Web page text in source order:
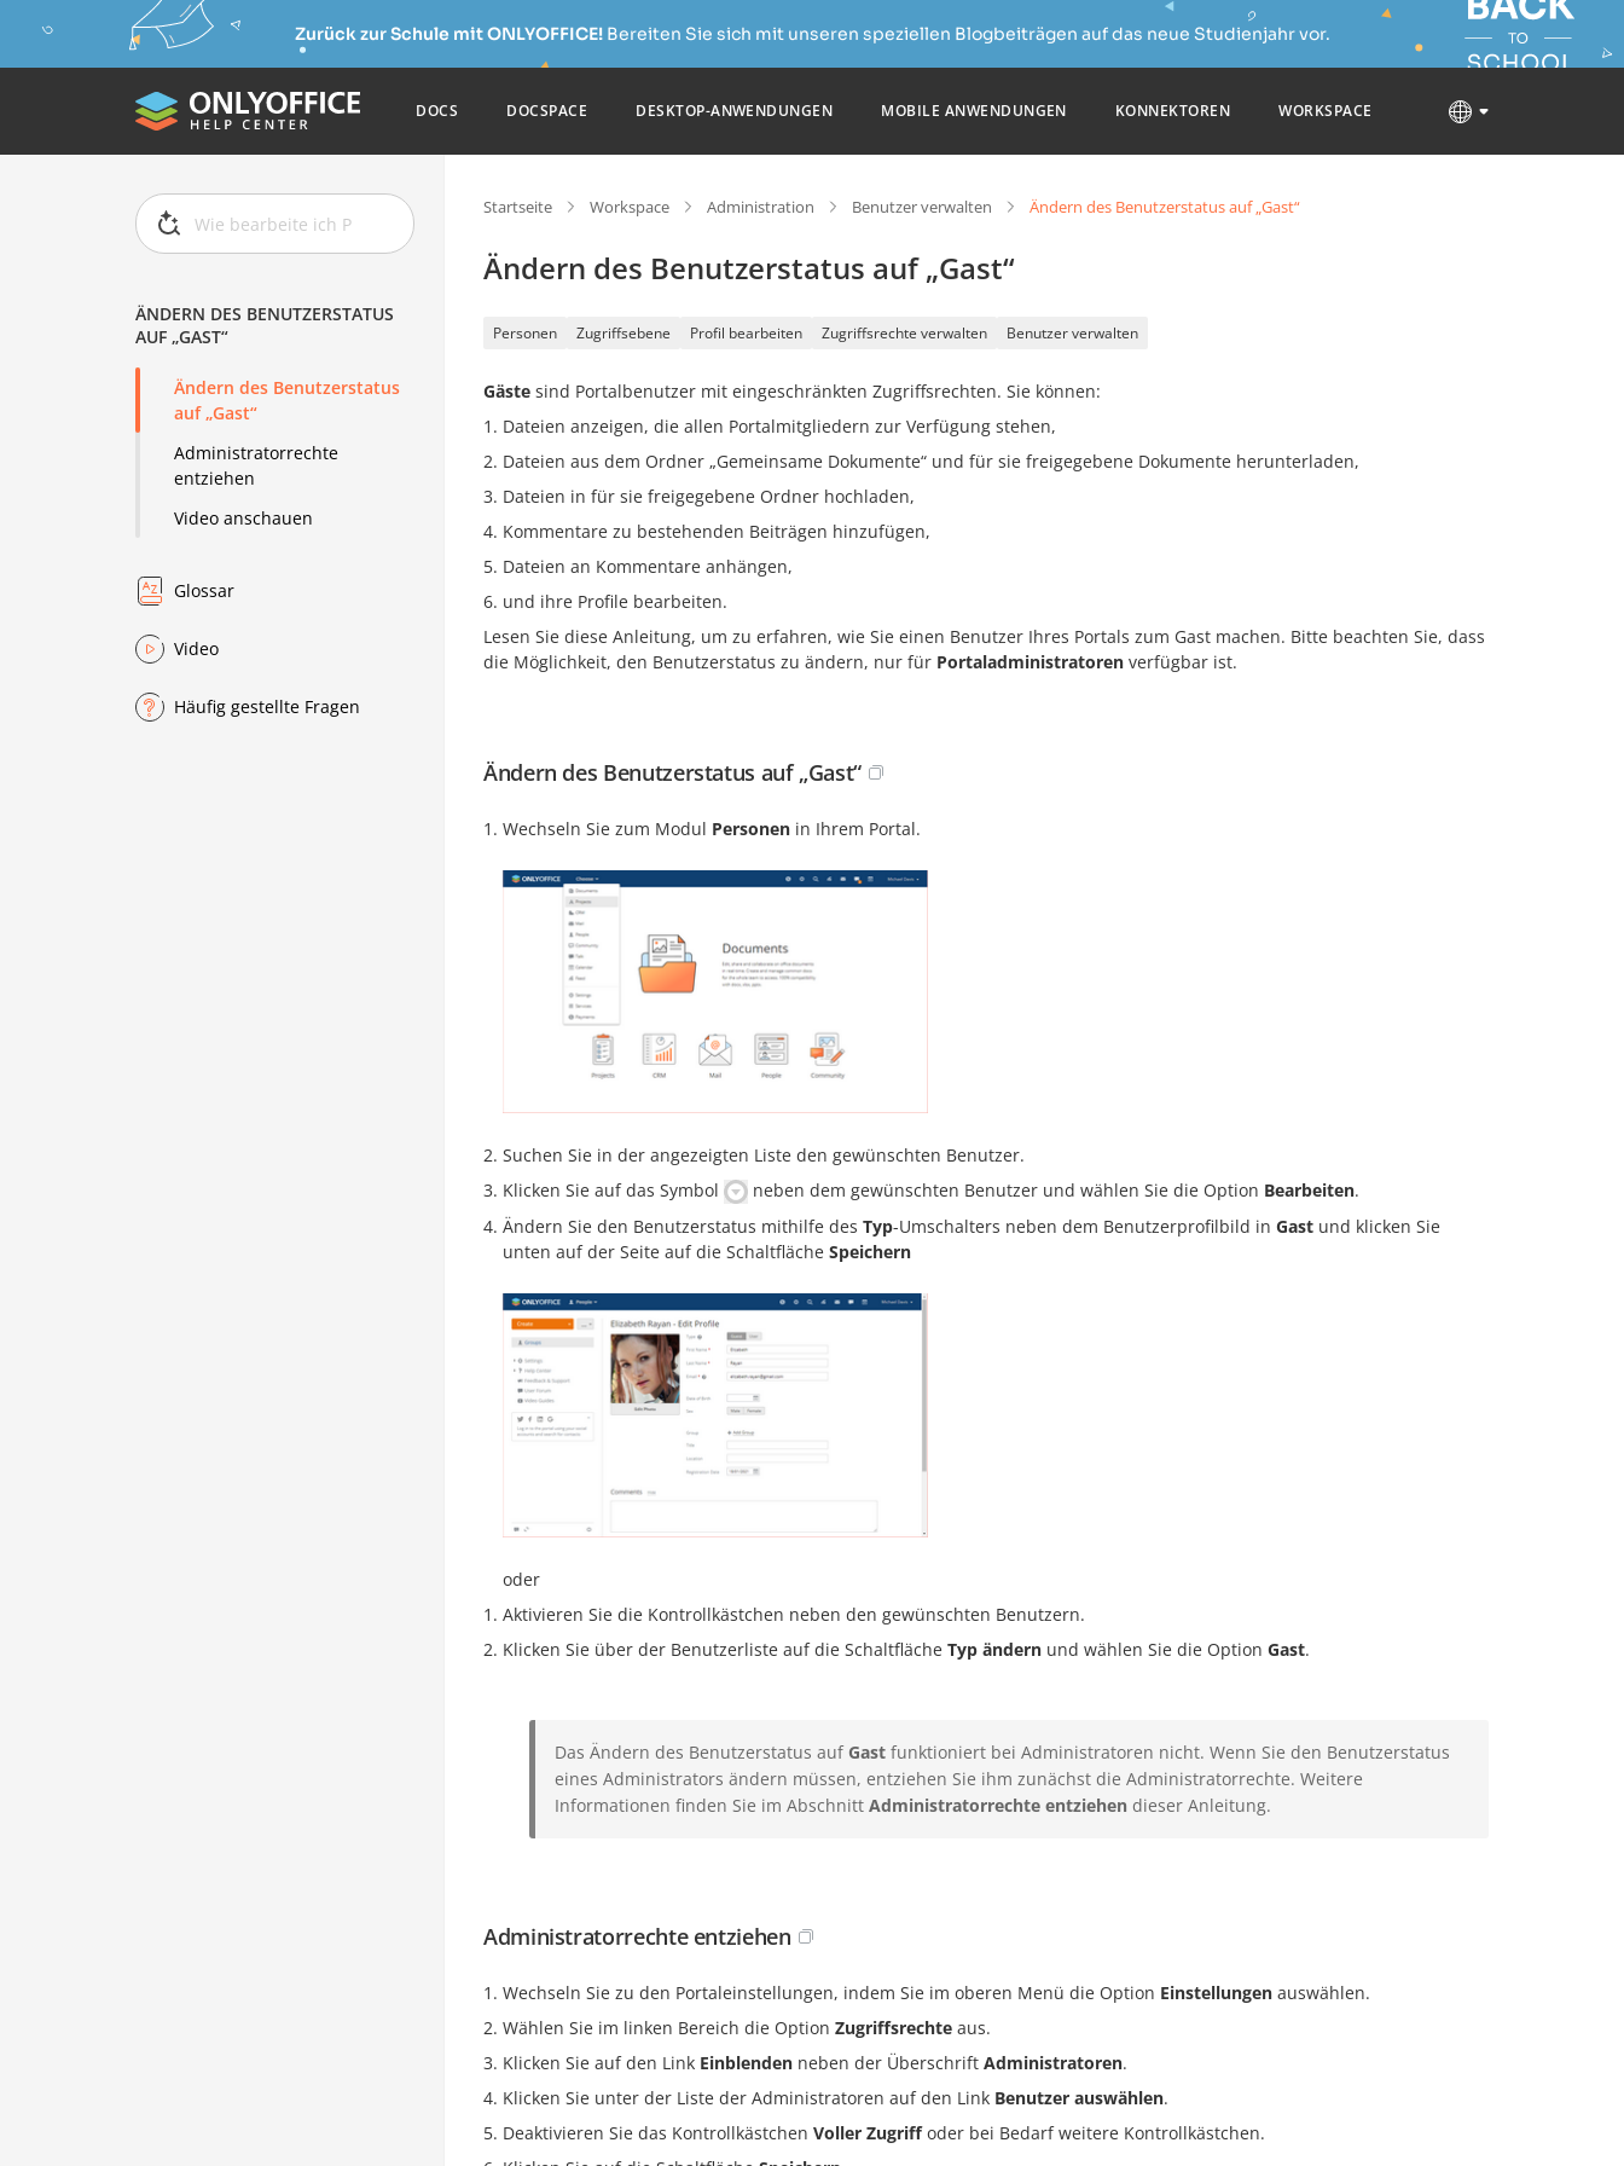
Zurück zur Schule mit ONLYOFFICE!Bereiten Sie sich mit unseren speziellen Blogbeiträgen auf das neue Studienjahr vor.
DOCS DOCSPACE DESKTOP-ANWENDUNGEN MOBILE ANWENDUNGEN KONNEKTOREN WORKSPACE
ÄNDERN DES BENUTZERSTATUS
AUF „GAST“
Ändern des Benutzerstatus
auf „Gast“
Administratorrechte
entziehen
Video anschauen
Glossar
Video
Häufig gestellte Fragen
Startseite Workspace Administration Benutzer verwalten Ändern des Benutzerstatus auf „Gast“
Ändern des Benutzerstatus auf „Gast“
Personen Zugriffsebene Profil bearbeiten Zugriffsrechte verwalten Benutzer verwalten
Gäste sind Portalbenutzer mit eingeschränkten Zugriffsrechten. Sie können:
Dateien anzeigen, die allen Portalmitgliedern zur Verfügung stehen,
Dateien aus dem Ordner „Gemeinsame Dokumente“ und für sie freigegebene Dokumente herunterladen,
Dateien in für sie freigegebene Ordner hochladen,
Kommentare zu bestehenden Beiträgen hinzufügen,
Dateien an Kommentare anhängen,
und ihre Profile bearbeiten.
Lesen Sie diese Anleitung, um zu erfahren, wie Sie einen Benutzer Ihres Portals zum Gast machen. Bitte beachten Sie, dass
die Möglichkeit, den Benutzerstatus zu ändern, nur für Portaladministratoren verfügbar ist.
Ändern des Benutzerstatus auf „Gast“
Wechseln Sie zum Modul Personen in Ihrem Portal.
Suchen Sie in der angezeigten Liste den gewünschten Benutzer.
Klicken Sie auf das Symbol
neben dem gewünschten Benutzer und wählen Sie die Option Bearbeiten.
Ändern Sie den Benutzerstatus mithilfe des Typ-Umschalters neben dem Benutzerprofilbild in Gast und klicken Sie
unten auf der Seite auf die Schaltfläche Speichern
oder
Aktivieren Sie die Kontrollkästchen neben den gewünschten Benutzern.
Klicken Sie über der Benutzerliste auf die Schaltfläche Typ ändern und wählen Sie die Option Gast.
Das Ändern des Benutzerstatus auf Gast funktioniert bei Administratoren nicht. Wenn Sie den Benutzerstatus
eines Administrators ändern müssen, entziehen Sie ihm zunächst die Administratorrechte. Weitere
Informationen finden Sie im Abschnitt Administratorrechte entziehen dieser Anleitung.
Administratorrechte entziehen
Wechseln Sie zu den Portaleinstellungen, indem Sie im oberen Menü die Option Einstellungen auswählen.
Wählen Sie im linken Bereich die Option Zugriffsrechte aus.
Klicken Sie auf den Link Einblenden neben der Überschrift Administratoren.
Klicken Sie unter der Liste der Administratoren auf den Link Benutzer auswählen.
Deaktivieren Sie das Kontrollkästchen Voller Zugriffoder bei Bedarf weitere Kontrollkästchen.